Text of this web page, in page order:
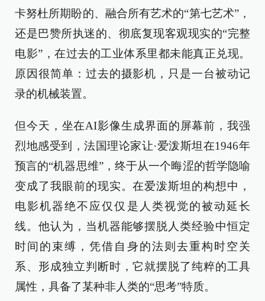
卡努杜所期盼的、融合所有艺术的“第七艺术”，
还是巴赞所执迷的、彻底复现客观现实的“完整
电影”，在过去的工业体系里都未能真正兑现。
原因很简单：过去的摄影机，只是一台被动记
录的机械装置。
但今天，坐在AI影像生成界面的屏幕前，我强
烈地感受到，法国理论家让·爱泼斯坦在1946年
预言的“机器思维”，终于从一个晦涩的哲学隐喻
变成了我眼前的现实。在爱泼斯坦的构想中，
电影机器绝不应仅仅是人类视觉的被动延长
线。他认为，当机器能够摆脱人类经验中恒定
时间的束缚，凭借自身的法则去重构时空关
系、形成独立判断时，它就摆脱了纯粹的工具
属性，具备了某种非人类的“思考”特质。